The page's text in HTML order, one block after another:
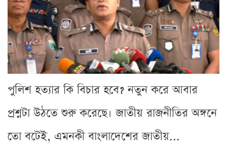
পুলিশ হত্যার কি বিচার হবে? নতুন করে আবার
প্রশ্নটা উঠতে শুরু করেছে। জাতীয় রাজনীতির অঙ্গনে
তো বটেই, এমনকী বাংলাদেশের জাতীয়...